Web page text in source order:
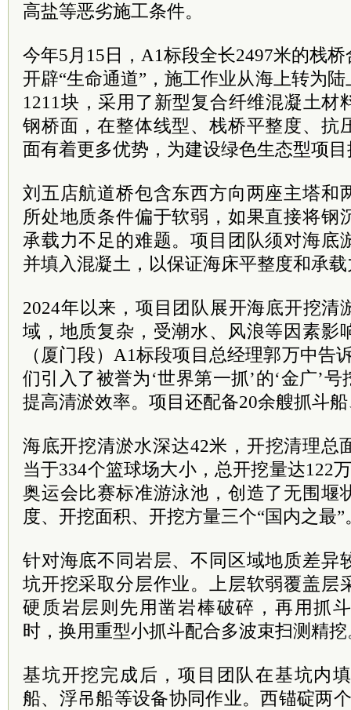
高盐等恶劣施工条件。
今年5月15日，A1标段全长2497米的栈
开辟“生命通道”，施工作业从海上转为
1211块，采用了新型复合纤维混凝土材
钢桥面，在整体线型、栈桥平整度、抗
面有着更多优势，为建设绿色生态型项
刘五店航道桥包含东西方向两座主塔和
所处地质条件偏于软弱，如果直接将钢
承载力不足的难题。项目团队须对海底
并填入混凝土，以保证海床平整度和承
2024年以来，项目团队展开海底开挖清
域，地质复杂，受潮水、风浪等因素影
（厦门段）A1标段项目总经理郭万中告
们引入了被誉为‘世界第一抓’的‘金广’
提高清淤效率。项目还配备20余艘抓斗
海底开挖清淤水深达42米，开挖清理总
当于334个篮球场大小，总开挖量达122
奥运会比赛标准游泳池，创造了无围堰
度、开挖面积、开挖方量三个“国内之最”
针对海底不同岩层、不同区域地质差异
坑开挖采取分层作业。上层软弱覆盖层
硬质岩层则先用凿岩棒破碎，再用抓
时，换用重型小抓斗配合多波束扫测精挖
基坑开挖完成后，项目团队在基坑内
船、浮吊船等设备协同作业。西锚碇两